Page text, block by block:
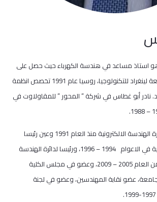
هو استاذ مساعد في هندسة الكهرباء حيث حصل على
درجة الدكتوراة من جامعة لينغراد للتكنولوجيا، روسيا عام 1991 تخصص انظمة
نادر أبو غطاس في شركة ” المحور ” للمقاولاوت في
عمل الدكتور نادر في دائرة الهندسة الالكترونية منذ العام 1991 وعين رئيسا
لدائرة الهندسة الالكترونية في الاعوام 1994 – 1996، ورئيسا لدائرة الهندسة
الالكترونية والاتصالات من العام 2005 – 2009، وعضو في مجلس الكلية
عضو نقابة المهندسين، وعضو في لجنة